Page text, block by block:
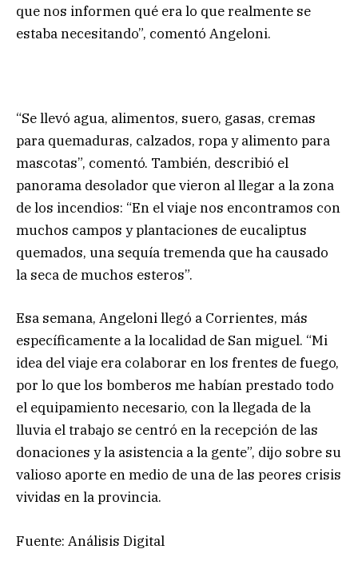
que nos informen qué era lo que realmente se
estaba necesitando”, comentó Angeloni.
“Se llevó agua, alimentos, suero, gasas, cremas
para quemaduras, calzados, ropa y alimento para
mascotas”, comentó. También, describió el
panorama desolador que vieron al llegar a la zona
de los incendios: “En el viaje nos encontramos con
muchos campos y plantaciones de eucaliptus
quemados, una sequía tremenda que ha causado
la seca de muchos esteros”.
Esa semana, Angeloni llegó a Corrientes, más
específicamente a la localidad de San miguel. “Mi
idea del viaje era colaborar en los frentes de fuego,
por lo que los bomberos me habían prestado todo
el equipamiento necesario, con la llegada de la
lluvia el trabajo se centró en la recepción de las
donaciones y la asistencia a la gente”, dijo sobre su
valioso aporte en medio de una de las peores crisis
vividas en la provincia.
Fuente: Análisis Digital